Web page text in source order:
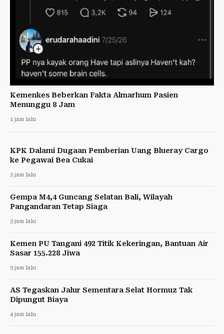
Kemenkes Beberkan Fakta Almarhum Pasien
Menunggu 8 Jam
1 jam lalu
KPK Dalami Dugaan Pemberian Uang Blueray Cargo
ke Pegawai Bea Cukai
2 jam lalu
Gempa M4,4 Guncang Selatan Bali, Wilayah
Pangandaran Tetap Siaga
3 jam lalu
Kemen PU Tangani 492 Titik Kekeringan, Bantuan Air
Sasar 155.228 Jiwa
3 jam lalu
AS Tegaskan Jalur Sementara Selat Hormuz Tak
Dipungut Biaya
4 jam lalu